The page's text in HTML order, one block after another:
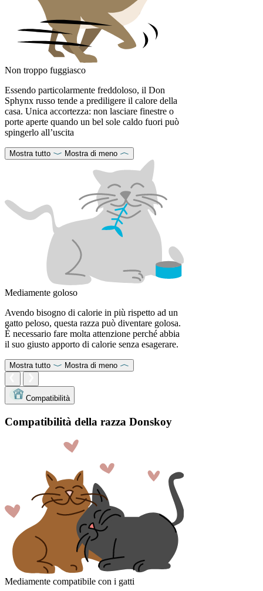
Non troppo fuggiasco
Essendo particolarmente freddoloso, il Don
Sphynx russo tende a prediligere il calore della
casa. Unica accortezza: non lasciare finestre o
porte aperte quando un bel sole caldo fuori può
spingerlo all’uscita
Mostra tutto Mostra di meno
Mediamente goloso
Avendo bisogno di calorie in più rispetto ad un
gatto peloso, questa razza può diventare golosa.
È necessario fare molta attenzione perché abbia
il suo giusto apporto di calorie senza esagerare.
Mostra tutto Mostra di meno
Compatibilità
Compatibilità della razza Donskoy
Mediamente compatibile con i gatti